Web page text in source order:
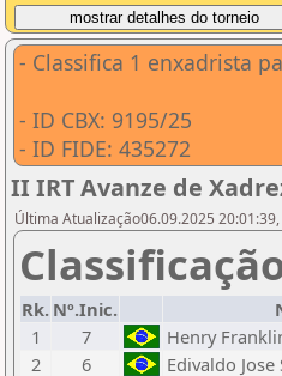
- Classifica 1 enxadrista
- ID CBX: 9195/25
- ID FIDE: 435272
II IRT Avanze de
Última Atualização06.09.2025
Rk. Nº.Inic.
1
7 Henry
2
6 Edivaldo Jose